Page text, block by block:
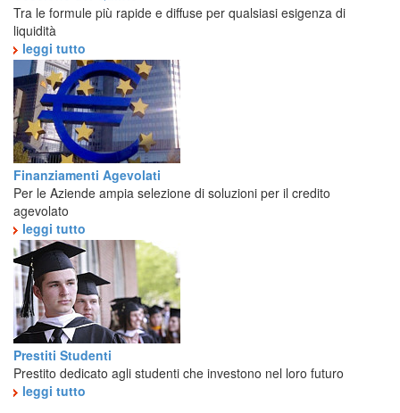
Tra le formule più rapide e diffuse per qualsiasi esigenza di
liquidità
leggi tutto
Finanziamenti Agevolati
Per le Aziende ampia selezione di soluzioni per il credito
agevolato
leggi tutto
Prestiti Studenti
Prestito dedicato agli studenti che investono nel loro futuro
leggi tutto